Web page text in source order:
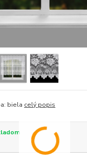
biela celý popis